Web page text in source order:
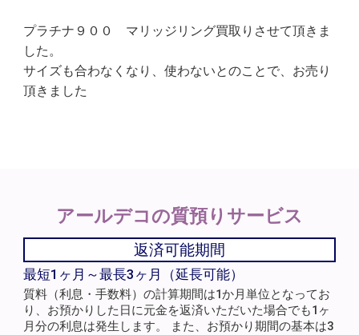
プラチナ９００ マリッジリング買取りさせて頂きま
した。
サイズも合わなくなり、使わないとのことで、お売り
頂きました
アールデコの質預りサービス
返済可能期間
最短1ヶ月～最長3ヶ月（延長可能）
質料（利息・手数料）の計算期間は1か月単位となってお
り、お預かりした日に元金を返済いただいた場合でも1ヶ
月分の利息は発生します。 また、お預かり期間の基本は3